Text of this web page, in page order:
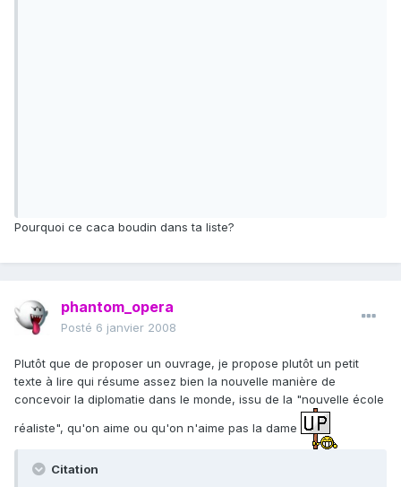
Pourquoi ce caca boudin dans ta liste?
phantom_opera
Posté 6 janvier 2008
Plutôt que de proposer un ouvrage, je propose plutôt un petit
texte à lire qui résume assez bien la nouvelle manière de
concevoir la diplomatie dans le monde, issu de la "nouvelle école
réaliste", qu'on aime ou qu'on n'aime pas la dame
Citation